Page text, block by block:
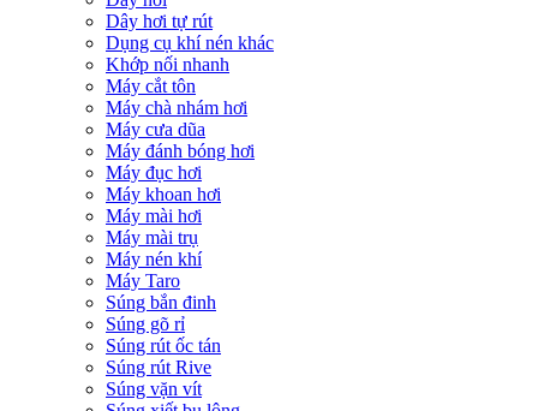
Dây hơi tự rút
Dụng cụ khí nén khác
Khớp nối nhanh
Máy cắt tôn
Máy chà nhám hơi
Máy cưa dũa
Máy đánh bóng hơi
Máy đục hơi
Máy khoan hơi
Máy mài hơi
Máy mài trụ
Máy nén khí
Máy Taro
Súng bắn đinh
Súng gõ rỉ
Súng rút ốc tán
Súng rút Rive
Súng vặn vít